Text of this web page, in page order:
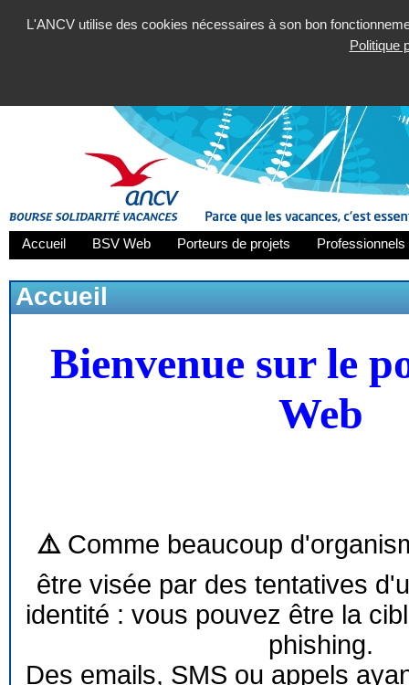
L'ANCV utilise des cookies nécessaires à son bon
Politique
Accueil BSV Web Porteurs de projets
Accueil
Bienvenue sur le
Web
⚠️ Comme beaucoup
être visée par des tentatives
identité : vous pouvez être la
phishing.
Des emails, SMS ou appels